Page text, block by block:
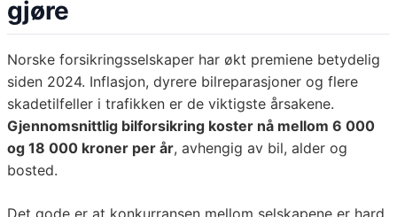
gjøre
Norske forsikringsselskaper har økt premiene betydelig
siden 2024. Inflasjon, dyrere bilreparasjoner og flere
skadetilfeller i trafikken er de viktigste årsakene.
Gjennomsnittlig bilforsikring koster nå mellom 6 000
og 18 000 kroner per år, avhengig av bil, alder og
bosted.